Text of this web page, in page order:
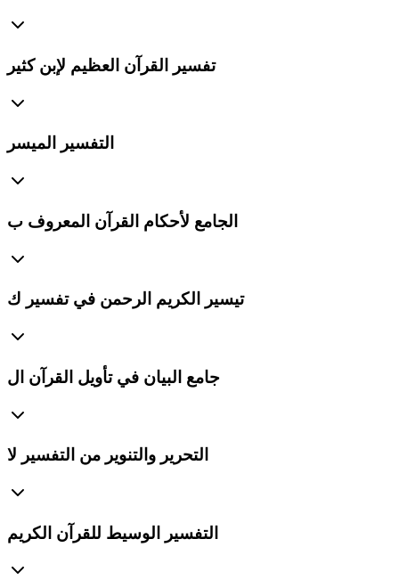
تفسير القرآن العظيم لإبن كثير
التفسير الميسر
الجامع لأحكام القرآن المعروف ب
تيسير الكريم الرحمن في تفسير ك
جامع البيان في تأويل القرآن ال
التحرير والتنوير من التفسير لا
التفسير الوسيط للقرآن الكريم